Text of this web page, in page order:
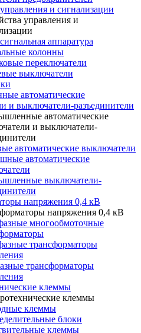
и сигнализации
управления и
аппаратура
колонны
переключатели
выключатели
автоматические
и выключатели-разъединители
автоматические
и выключатели-
автоматические выключатели
автоматические
выключатели-
напряжения 0,4 кВ
напряжения 0,4 кВ
многообмоточные
трансформаторы
трансформаторы
клеммы
клеммы
клеммы
блоки
клеммы